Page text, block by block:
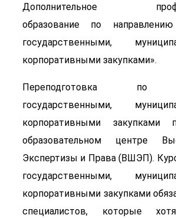
Дополнительное
образование по направлению
государственными,
корпоративными закупками».
Переподготовка по
государственными,
корпоративными закупками
образовательном центре
Экспертизы и Права (ВШЭП).
государственными,
корпоративными закупками
специалистов, которые